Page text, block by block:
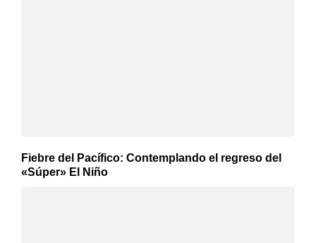
Fiebre del Pacífico: Contemplando el regreso del
«Súper» El Niño